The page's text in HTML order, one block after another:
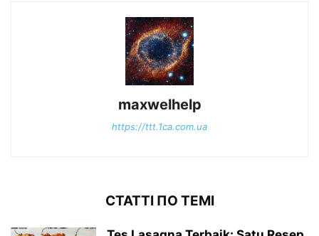
maxwelhelp
https://ttt.1ca.com.ua
СТАТТІ ПО ТЕМІ